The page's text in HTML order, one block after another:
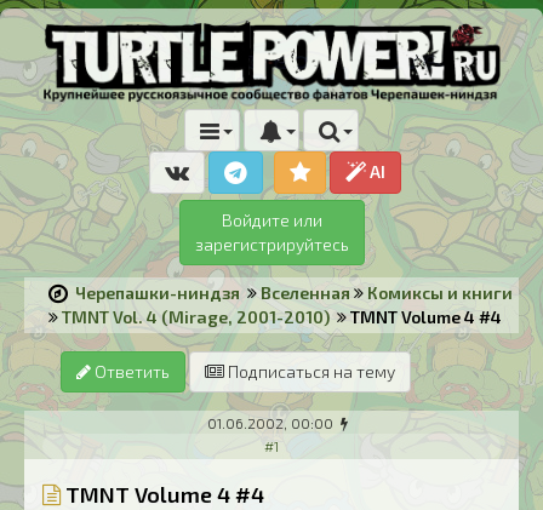
AI
Войдите или
зарегистрируйтесь
Черепашки-ниндзя Вселенная
Комиксы и книги
TMNT Vol. 4 (Mirage, 2001-2010)
TMNT Volume 4 #4
Ответить Подписаться на тему
01.06.2002, 00:00
#1
TMNT Volume 4 #4